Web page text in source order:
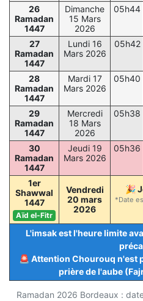
Ramadan 2026 Bordeaux :
26
Ramadan
1447
Dimanche
15 Mars
2026
05h44
27
Ramadan
1447
Lundi 16
Mars 2026
05h42
28
Ramadan
1447
Mardi 17
Mars 2026
05h40
29
Ramadan
1447
Mercredi
18 Mars
2026
05h38
30
Ramadan
1447
Jeudi 19
Mars 2026
05h36
1er
Shawwal
1447
Aïd el-Fitr
Vendredi
20 mars
2026
🎉
*Date
L'imsak est l'heure limite
🚨 Attention Chourouq n'est
prière de l'aube